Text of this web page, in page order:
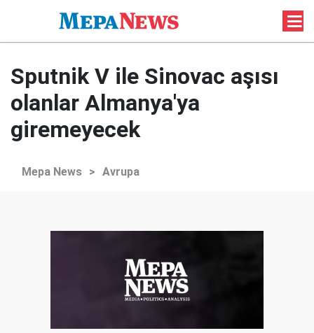
Sputnik V ile Sinovac aşısı
olanlar Almanya'ya
giremeyecek
Mepa News > Avrupa